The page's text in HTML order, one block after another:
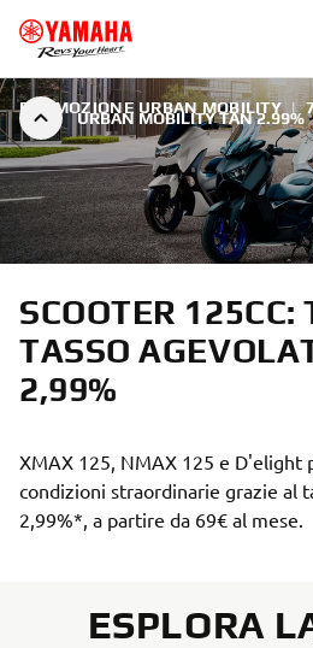
URBAN MOBILITY TAN 2.99%
PROMOZIONE URBAN MOBILITY |
SCOOTER 125CC:
TASSO
2,99%
XMAX 125, NMAX 125 e D'elight
condizioni straordinarie grazie al
2,99%*, a partire da 69€ al mese.
ESPLORA